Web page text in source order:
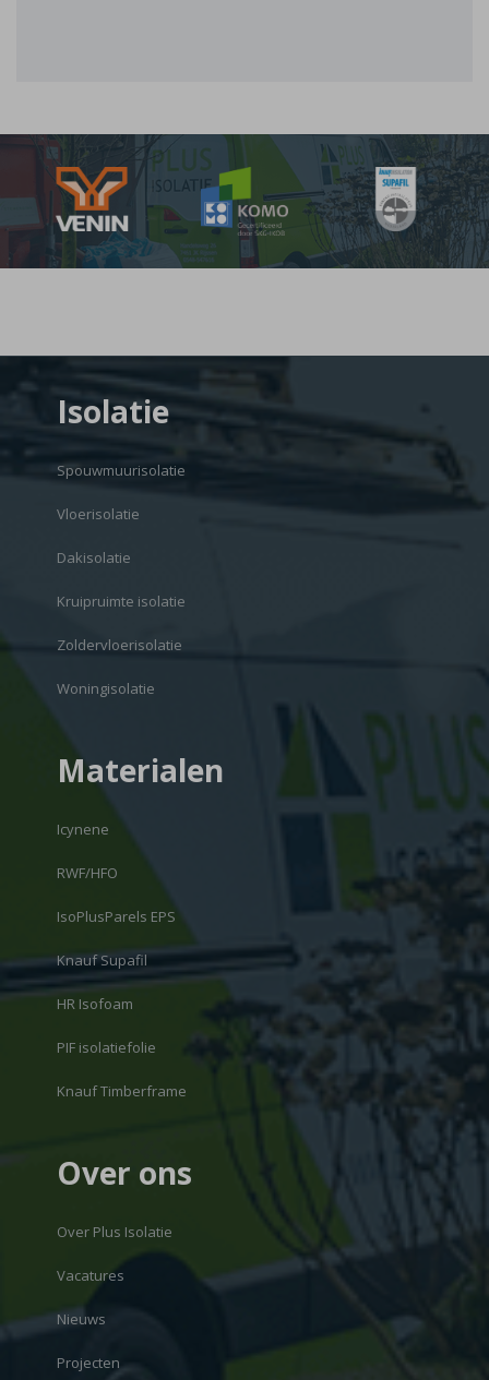
Isolatie
Spouwmuurisolatie
Vloerisolatie
Dakisolatie
Kruipruimte isolatie
Zoldervloerisolatie
Woningisolatie
Materialen
Icynene
RWF/HFO
IsoPlusParels EPS
Knauf Supafil
HR Isofoam
PIF isolatiefolie
Knauf Timberframe
Over ons
Over Plus Isolatie
Vacatures
Nieuws
Projecten